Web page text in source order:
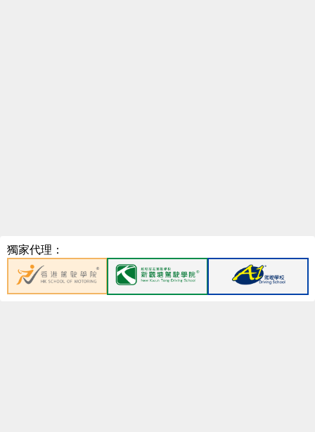
獨家代理：